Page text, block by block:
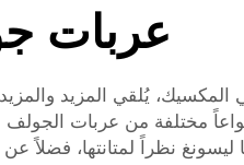
عربات
المكسيك، يُلقي المزيد
مختلفة من عربات
نظراً لمتانتها، فضلاً عن